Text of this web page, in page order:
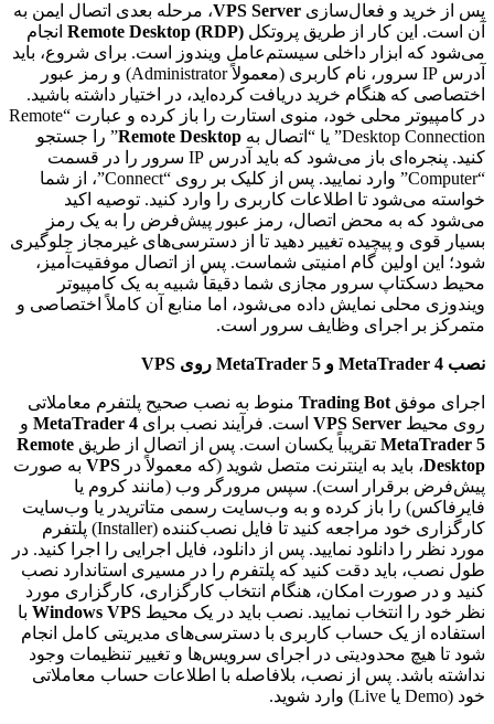
پس از خرید و فعال‌سازی VPS Server، مرحله بعدی اتصال ایمن به
آن است. این کار از طریق پروتکل Remote Desktop (RDP) انجام
می‌شود که ابزار داخلی سیستم‌عامل ویندوز است. برای شروع، باید
آدرس IP سرور، نام کاربری (معمولاً Administrator) و رمز عبور
اختصاصی که هنگام خرید دریافت کرده‌اید، در اختیار داشته باشید.
در کامپیوتر محلی خود، منوی استارت را باز کرده و عبارت “Remote
Desktop Connection” یا “اتصال به
Remote Desktop” را جستجو
کنید. پنجره‌ای باز می‌شود که باید آدرس IP سرور را در قسمت
“Computer” وارد نمایید. پس از کلیک بر روی “Connect”، از شما
خواسته می‌شود تا اطلاعات کاربری را وارد کنید. توصیه اکید
می‌شود که به محض اتصال، رمز عبور پیش‌فرض را به یک رمز
بسیار قوی و پیچیده تغییر دهید تا از دسترسی‌های غیرمجاز جلوگیری
شود؛ این اولین گام امنیتی شماست. پس از اتصال موفقیت‌آمیز،
محیط دسکتاپ سرور مجازی شما دقیقاً شبیه به یک کامپیوتر
ویندوزی محلی نمایش داده می‌شود، اما منابع آن کاملاً اختصاصی و
متمرکز بر اجرای وظایف سرور است.
نصب MetaTrader 4 و MetaTrader 5 روی VPS
اجرای موفق Trading Bot منوط به نصب صحیح پلتفرم معاملاتی
روی محیط VPS Server است. فرآیند نصب برای MetaTrader 4 و
MetaTrader 5 تقریباً یکسان است. پس از اتصال از طریق Remote
Desktop، باید به اینترنت متصل شوید (که معمولاً در VPS به صورت
پیش‌فرض برقرار است). سپس مرورگر وب (مانند کروم یا
فایرفاکس) را باز کرده و به وب‌سایت رسمی متاتریدر یا وب‌سایت
کارگزاری خود مراجعه کنید تا فایل نصب‌کننده (Installer) پلتفرم
مورد نظر را دانلود نمایید. پس از دانلود، فایل اجرایی را اجرا کنید. در
طول نصب، باید دقت کنید که پلتفرم را در مسیری استاندارد نصب
کنید و در صورت امکان، هنگام انتخاب کارگزاری، کارگزاری مورد
نظر خود را انتخاب نمایید. نصب باید در یک محیط Windows VPS با
استفاده از یک حساب کاربری با دسترسی‌های مدیریتی کامل انجام
شود تا هیچ محدودیتی در اجرای سرویس‌ها و تغییر تنظیمات وجود
نداشته باشد. پس از نصب، بلافاصله با اطلاعات حساب معاملاتی
خود (Demo یا Live) وارد شوید.